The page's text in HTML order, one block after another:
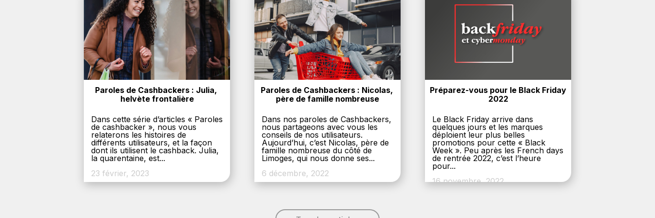
Paroles de Cashbackers : Julia,
helvète frontalière
Dans cette série d’articles « Paroles
de cashbacker », nous vous
relaterons les histoires de
différents utilisateurs, et la façon
dont ils utilisent le cashback. Julia,
la quarentaine, est...
23 février, 2023
Paroles de Cashbackers : Nicolas,
père de famille nombreuse
Dans nos paroles de Cashbackers,
nous partageons avec vous les
conseils de nos utilisateurs.
Aujourd’hui, c’est Nicolas, père de
famille nombreuse du côté de
Limoges, qui nous donne ses...
6 décembre, 2022
Préparez-vous pour le Black Friday
2022
Le Black Friday arrive dans
quelques jours et les marques
déploient leur plus belles
promotions pour cette « Black
Week ». Peu après les French days
de rentrée 2022, c’est l’heure
pour...
16 novembre, 2022